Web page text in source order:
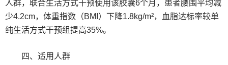
人群，联合生活方式干预使用该胶囊6个月，患者腰围平均减
少4.2cm，体重指数（BMI）下降1.8kg/m²，血脂达标率较单
纯生活方式干预组提高35%。
四、适用人群